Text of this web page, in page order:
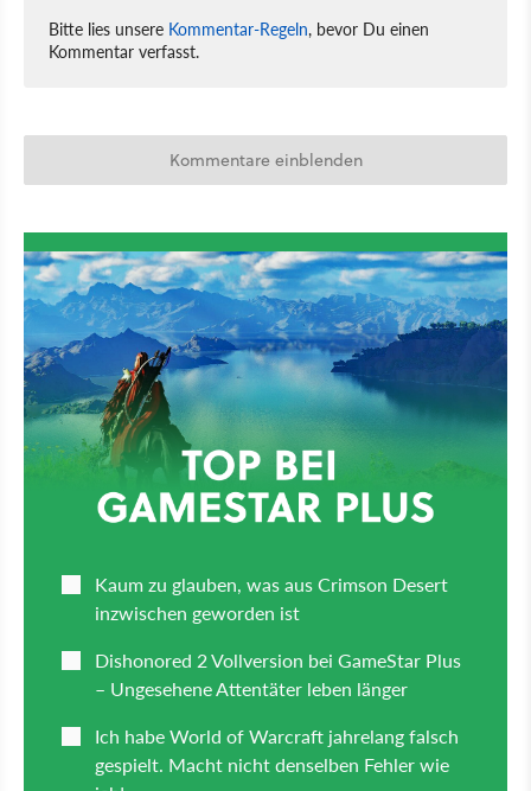
Bitte lies unsere Kommentar-Regeln, bevor Du einen
Kommentar verfasst.
Kommentare einblenden